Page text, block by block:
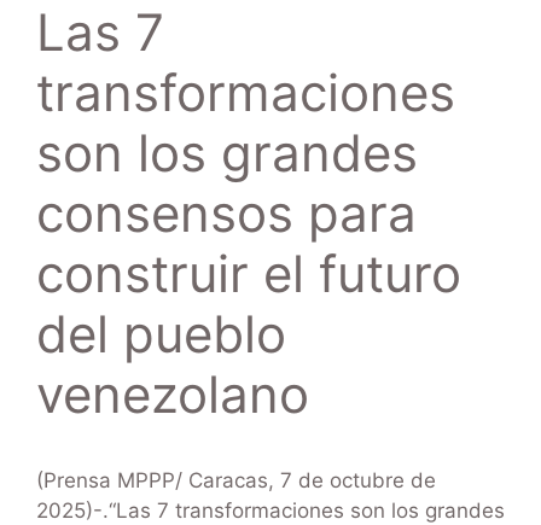
Las 7
transformaciones
son los grandes
consensos para
construir el futuro
del pueblo
venezolano
(Prensa MPPP/ Caracas, 7 de octubre de
2025)-.“Las 7 transformaciones son los grandes